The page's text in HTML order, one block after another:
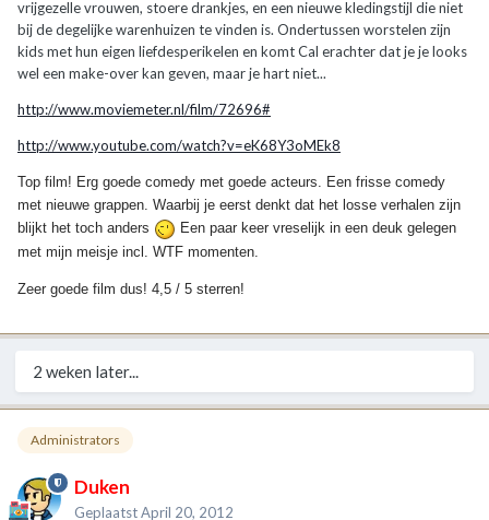
vrijgezelle vrouwen, stoere drankjes, en een nieuwe kledingstijl die niet
bij de degelijke warenhuizen te vinden is. Ondertussen worstelen zijn
kids met hun eigen liefdesperikelen en komt Cal erachter dat je je looks
wel een make-over kan geven, maar je hart niet...
http://www.moviemeter.nl/film/72696#
http://www.youtube.com/watch?v=eK68Y3oMEk8
Top film! Erg goede comedy met goede acteurs. Een frisse comedy
met nieuwe grappen. Waarbij je eerst denkt dat het losse verhalen zijn
blijkt het toch anders
Een paar keer vreselijk in een deuk gelegen
met mijn meisje incl. WTF momenten.
Zeer goede film dus! 4,5 / 5 sterren!
2 weken later...
Administrators
Duken
GeplaatstApril 20, 2012